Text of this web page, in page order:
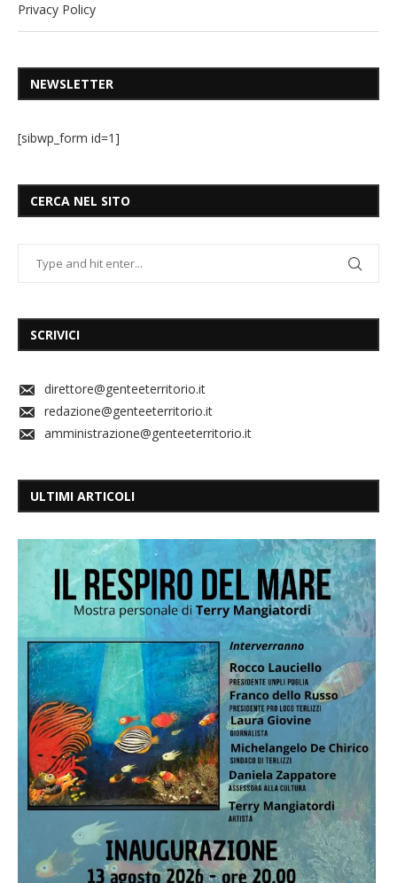
Privacy Policy
NEWSLETTER
[sibwp_form id=1]
CERCA NEL SITO
SCRIVICI
direttore@genteeterritorio.it
redazione@genteeterritorio.it
amministrazione@genteeterritorio.it
ULTIMI ARTICOLI